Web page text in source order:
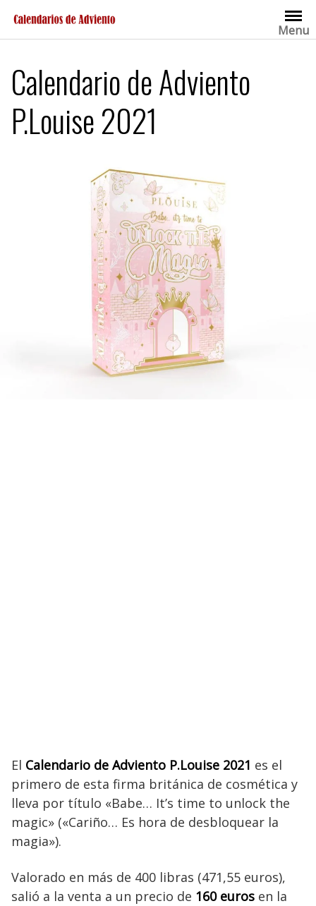
contenido
Menu
Calendario de Adviento
P.Louise 2021
El Calendario de Adviento P.Louise 2021 es el
primero de esta firma británica de cosmética y
lleva por título «Babe… It’s time to unlock the
magic» («Cariño… Es hora de desbloquear la
magia»).
Valorado en más de 400 libras (471,55 euros),
salió a la venta a un precio de 160 euros en la